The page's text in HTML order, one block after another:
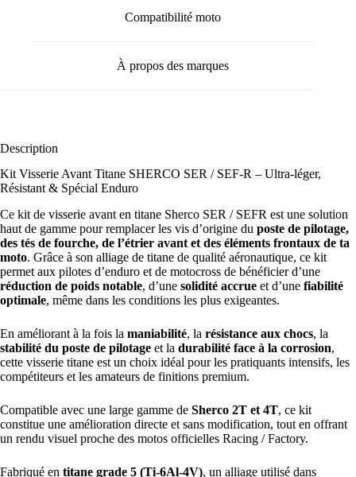
Compatibilité moto
À propos des marques
Description
Kit Visserie Avant Titane SHERCO SER / SEF-R – Ultra-léger,
Résistant & Spécial Enduro
Ce kit de visserie avant en titane Sherco SER / SEFR est une solution
haut de gamme pour remplacer les vis d’origine du poste de pilotage,
des tés de fourche, de l’étrier avant et des éléments frontaux de ta
moto. Grâce à son alliage de titane de qualité aéronautique, ce kit
permet aux pilotes d’enduro et de motocross de bénéficier d’une
réduction de poids notable, d’une solidité accrue et d’une fiabilité
optimale, même dans les conditions les plus exigeantes.
En améliorant à la fois la maniabilité, la résistance aux chocs, la
stabilité du poste de pilotage et la durabilité face à la corrosion,
cette visserie titane est un choix idéal pour les pratiquants intensifs, les
compétiteurs et les amateurs de finitions premium.
Compatible avec une large gamme de Sherco 2T et 4T, ce kit
constitue une amélioration directe et sans modification, tout en offrant
un rendu visuel proche des motos officielles Racing / Factory.
Fabriqué en titane grade 5 (Ti-6Al-4V), un alliage utilisé dans